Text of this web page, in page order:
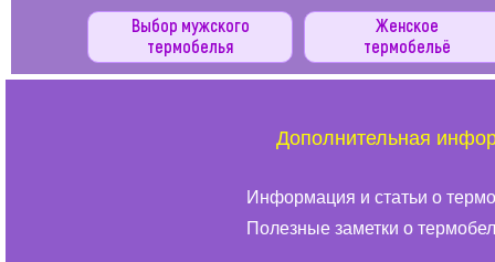
Выбор мужского
термобелья
Женское
термобельё
Дополнительная
Информация и статьи о
Полезные заметки о